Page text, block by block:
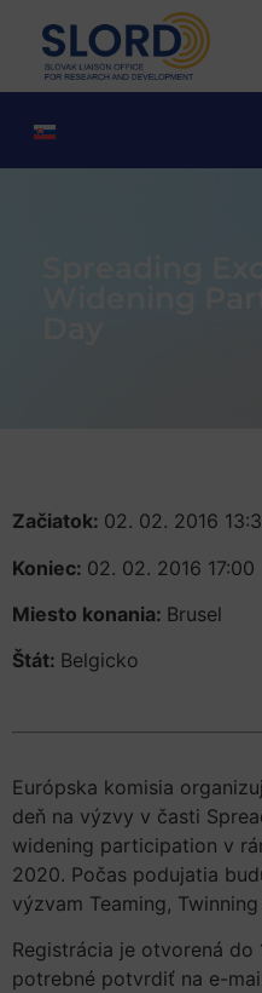
Začiatok: 02. 02. 2016
Koniec: 02. 02. 2016 17:00
Miesto konania: Brusel
Štát: Belgicko
Európska komisia
deň na výzvy v časti
widening participation v
2020. Počas podujatia
výzvam Teaming, Twinning
Registrácia je otvorená do
potrebné potvrdiť na e-